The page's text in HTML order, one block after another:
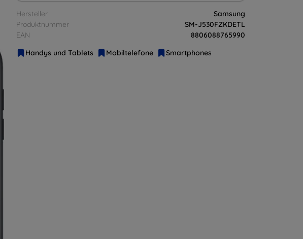
Hersteller
Samsung
Produktnummer
SM-J530FZKDETL
EAN
8806088765990
Handys und Tablets
Mobiltelefone Smartphones